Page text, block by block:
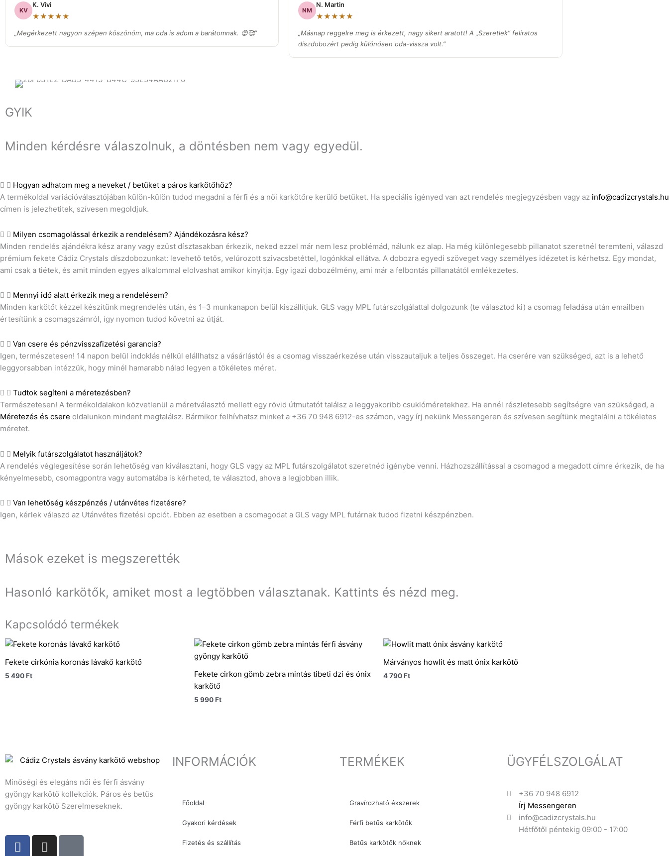
KV
K. Vivi
★★★★★
„Megérkezett nagyon szépen köszönöm, ma oda is adom a barátomnak. 😍🥰”
NM
N. Martin
★★★★★
„Másnap reggelre meg is érkezett, nagy sikert aratott! A „Szeretlek” feliratos
díszdobozért pedig különösen oda-vissza volt.”
GYIK
Minden kérdésre válaszolnuk, a döntésben nem vagy egyedül.
Hogyan adhatom meg a neveket / betűket a páros karkötőhöz?
A termékoldal variációválasztójában külön-külön tudod megadni a férfi és a női karkötőre kerülő betűket. Ha speciális igényed van azt rendelés megjegyzésben vagy az info@cadizcrystals.hu
címen is jelezhetitek, szívesen megoldjuk.
Milyen csomagolással érkezik a rendelésem? Ajándékozásra kész?
Minden rendelés ajándékra kész arany vagy ezüst dísztasakban érkezik, neked ezzel már nem lesz problémád, nálunk ez alap. Ha még különlegesebb pillanatot szeretnél teremteni, válaszd
prémium fekete Cádiz Crystals díszdobozunkat: levehető tetős, velúrozott szivacsbetéttel, logónkkal ellátva. A dobozra egyedi szöveget vagy személyes idézetet is kérhetsz. Egy mondat,
ami csak a tiétek, és amit minden egyes alkalommal elolvashat amikor kinyitja. Egy igazi dobozélmény, ami már a felbontás pillanatától emlékezetes.
Mennyi idő alatt érkezik meg a rendelésem?
Minden karkötőt kézzel készítünk megrendelés után, és 1–3 munkanapon belül kiszállítjuk. GLS vagy MPL futárszolgálattal dolgozunk (te választod ki) a csomag feladása után emailben
értesítünk a csomagszámról, így nyomon tudod követni az útját.
Van csere és pénzvisszafizetési garancia?
Igen, természetesen! 14 napon belül indoklás nélkül elállhatsz a vásárlástól és a csomag visszaérkezése után visszautaljuk a teljes összeget. Ha cserére van szükséged, azt is a lehető
leggyorsabban intézzük, hogy minél hamarabb nálad legyen a tökéletes méret.
Tudtok segíteni a méretezésben?
Természetesen! A termékoldalakon közvetlenül a méretválasztó mellett egy rövid útmutatót találsz a leggyakoribb csuklóméretekhez. Ha ennél részletesebb segítségre van szükséged, a
Méretezés és csere oldalunkon mindent megtalálsz. Bármikor felhívhatsz minket a +36 70 948 6912-es számon, vagy írj nekünk Messengeren és szívesen segítünk megtalálni a tökéletes
méretet.
Melyik futárszolgálatot használjátok?
A rendelés véglegesítése során lehetőség van kiválasztani, hogy GLS vagy az MPL futárszolgálatot szeretnéd igénybe venni. Házhozszállítással a csomagod a megadott címre érkezik, de ha
kényelmesebb, csomagpontra vagy automatába is kérheted, te választod, ahova a legjobban illik.
Van lehetőség készpénzés / utánvétes fizetésre?
Igen, kérlek válaszd az Utánvétes fizetési opciót. Ebben az esetben a csomagodat a GLS vagy MPL futárnak tudod fizetni készpénzben.
Mások ezeket is megszerették
Hasonló karkötők, amiket most a legtöbben választanak. Kattints és nézd meg.
Kapcsolódó termékek
Fekete cirkónia koronás lávakő karkötő
5 490Ft
Fekete cirkon gömb zebra mintás tibeti dzi és ónix
karkötő
5 990Ft
Márványos howlit és matt ónix karkötő
4 790Ft
Minőségi és elegáns női és férfi ásvány
gyöngy karkötő kollekciók. Páros és betűs
gyöngy karkötő Szerelmeseknek.
F
a
I
n
INFORMÁCIÓK
Főoldal
Gyakori kérdések
Fizetés és szállítás
TERMÉKEK
Gravírozható ékszerek
Férfi betűs karkötők
Betűs karkötők nőknek
ÜGYFÉLSZOLGÁLAT
+36 70 948 6912
Írj Messengeren
info@cadizcrystals.hu
Hétfőtől péntekig 09:00 - 17:00